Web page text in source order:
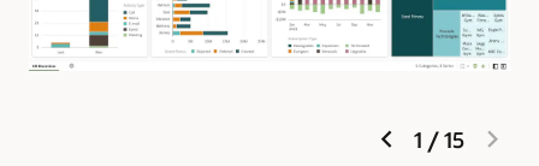
previous
slide
1 /15